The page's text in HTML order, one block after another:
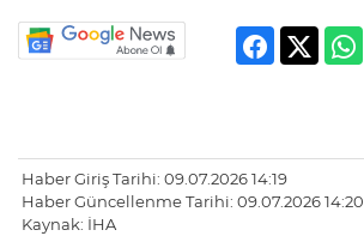
Haber Giriş Tarihi: 09.07.2026 14:19
Haber Güncellenme Tarihi: 09.07.2026 14:20
Kaynak: İHA